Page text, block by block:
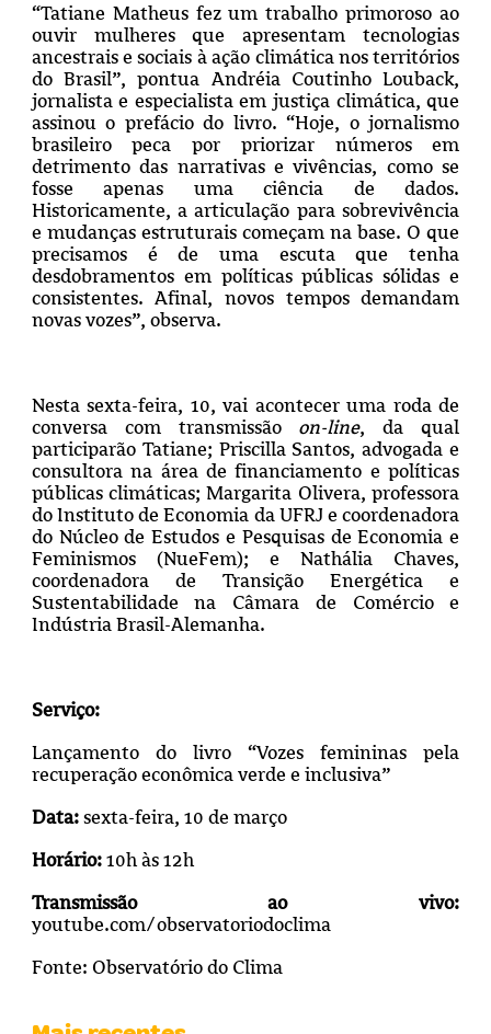
“Tatiane Matheus fez um trabalho primoroso ao
ouvir mulheres que apresentam tecnologias
ancestrais e sociais à ação climática nos territórios
do Brasil”, pontua Andréia Coutinho Louback,
jornalista e especialista em justiça climática, que
assinou o prefácio do livro. “Hoje, o jornalismo
brasileiro peca por priorizar números em
detrimento das narrativas e vivências, como se
fosse apenas uma ciência de dados.
Historicamente, a articulação para sobrevivência
e mudanças estruturais começam na base. O que
precisamos é de uma escuta que tenha
desdobramentos em políticas públicas sólidas e
consistentes. Afinal, novos tempos demandam
novas vozes”, observa.
Nesta sexta-feira, 10, vai acontecer uma roda de
conversa com transmissão on-line, da qual
participarão Tatiane; Priscilla Santos, advogada e
consultora na área de financiamento e políticas
públicas climáticas; Margarita Olivera, professora
do Instituto de Economia da UFRJ e coordenadora
do Núcleo de Estudos e Pesquisas de Economia e
Feminismos (NueFem); e Nathália Chaves,
coordenadora de Transição Energética e
Sustentabilidade na Câmara de Comércio e
Indústria Brasil-Alemanha.
Serviço:
Lançamento do livro “Vozes femininas pela
recuperação econômica verde e inclusiva”
Data:sexta-feira, 10 de março
Horário:10h às 12h
Transmissão ao vivo:
youtube.com/observatoriodoclima
Fonte: Observatório do Clima